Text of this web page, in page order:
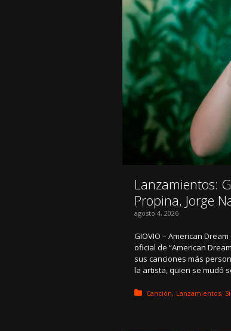
Lanzamientos:
Propina, Jorge
agosto 4, 2026
GIOVIO – American
oficial de “American
sus canciones más
la artista, quien se mudó
Posted in:
Canción Lanzamientos